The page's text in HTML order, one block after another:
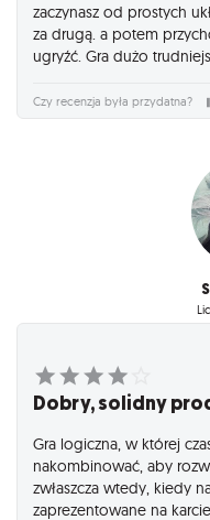
zaczynasz od prostych
za drugą. a potem
ugryźć. Gra dużo
Czy recenzja była przydatna?
Dobry, solidny
Gra logiczna, w której
nakombinować, aby
zwłaszcza wtedy, kiedy
zaprezentowane na